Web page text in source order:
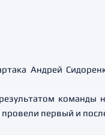
Андрей
команды
первый и